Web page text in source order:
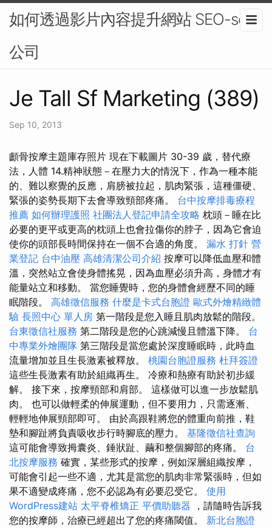
如何透過影片內容提升網站 SEO-seo
公司
Je Tall Sf Marketing (389)
Sep 10, 2013
顱骨按摩主題庫存照片 現在下載圖片 30-39 歲，替代療
法，人體 14.精神狀態－在壓力大的情況下，作為一種本能
的、難以察覺的反應，肩膀被拉起，肌肉緊張，這種僵硬、
緊張的姿勢長期下去會導致頸部疼痛。 台中按摩排毒療程
推薦 如何辦理護照 社團法人登記申請全攻略 枕頭－睡在比
必要的更平或更高的枕頭上也會拉傷你的脖子，因為它會迫
使你的頭部長時間保持在一個不合適的角度。 漏水 打針 營
業登記 台中油壓 高雄清潔公司介紹 按摩可以降低血壓和體
溫，突然站立會使身體搖晃，因為血壓必須升高，身體才有
能量站立和移動。 當您睡覺時，您的身體會經歷不同的睡
眠階段。 高雄徵信服務 什麼是卡式台胞證 歐式外燴精緻體
驗 長照中心 單人房 第一階段是您入睡且肌肉放鬆的階段。
台東徵信社服務 第二階段是您的心跳減慢且體溫下降。 台
中專業外燴團隊 第三階段是當您處於深度睡眠時，此時血
流量增加並且生長激素被釋放。 桃園台胞證服務 杜拜簽證
這些生長激素有助於組織再生。 冷療和熱療有助於初步緩
解。 接下來，按摩頸部和肩部。 這樣做可以進一步放鬆肌
肉。 也可以做輕柔的伸展運動，但不要用力，只需逐漸、
輕輕地伸展頸部即可。 由於高跟鞋將您的體重向前推，鞋
墊和腳趾將負責吸收步行時腳底的壓力。 基隆徵信社查詢
這可能會導致拇囊炎、錘狀趾、繭和整個腳部的疼痛。 台
北按摩服務 確實，某些形式的按摩，例如深層組織按摩，
可能會引起一些不適，尤其是當您的肌肉非常緊張時，但如
果不適變成疼痛，您不必認為有必要忍受它。 使用
WordPress建站 太平脊椎矯正 平價助聽器 ，請隨時告訴我
您的按摩師，治療已經超出了您的疼痛閾值。 新北台胞證